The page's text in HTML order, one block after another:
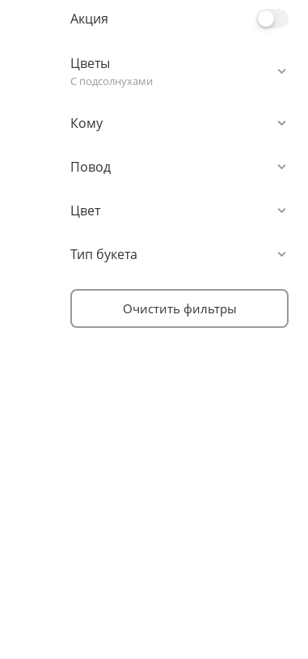
Акция
Цветы
С подсолнухами
Кому
Повод
Цвет
Тип букета
Очистить фильтры